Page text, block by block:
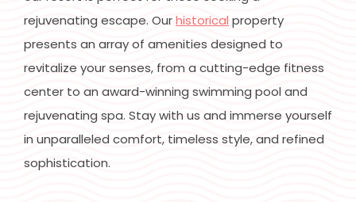
rejuvenating escape. Ourhistoricalproperty
presents an array of amenities designed to
revitalize your senses, from a cutting-edge fitness
center to an award-winning swimming pool and
rejuvenating spa. Stay with us and immerse yourself
in unparalleled comfort, timeless style, and refined
sophistication.